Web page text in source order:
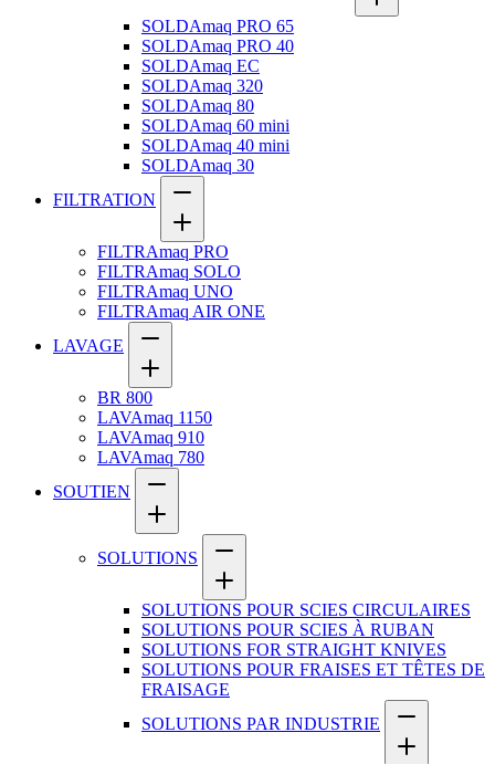
SOLDAmaq PRO 65
SOLDAmaq PRO 40
SOLDAmaq EC
SOLDAmaq 320
SOLDAmaq 80
SOLDAmaq 60 mini
SOLDAmaq 40 mini
SOLDAmaq 30
FILTRATION
FILTRAmaq PRO
FILTRAmaq SOLO
FILTRAmaq UNO
FILTRAmaq AIR ONE
LAVAGE
BR 800
LAVAmaq 1150
LAVAmaq 910
LAVAmaq 780
SOUTIEN
SOLUTIONS
SOLUTIONS POUR SCIES CIRCULAIRES
SOLUTIONS POUR SCIES À RUBAN
SOLUTIONS FOR STRAIGHT KNIVES
SOLUTIONS POUR FRAISES ET TÊTES DE
FRAISAGE
SOLUTIONS PAR INDUSTRIE